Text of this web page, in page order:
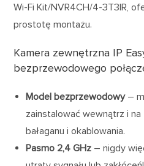
Wi-Fi Kit/NVR4CH/4-3T3IR,
prostotę montażu.
Kamera zewnętrzna IP
bezprzewodowego
Model bezprzewodowy –
zainstalować wewnątrz i
bałaganu i okablowania.
Pasmo 2,4 GHz – nigdy